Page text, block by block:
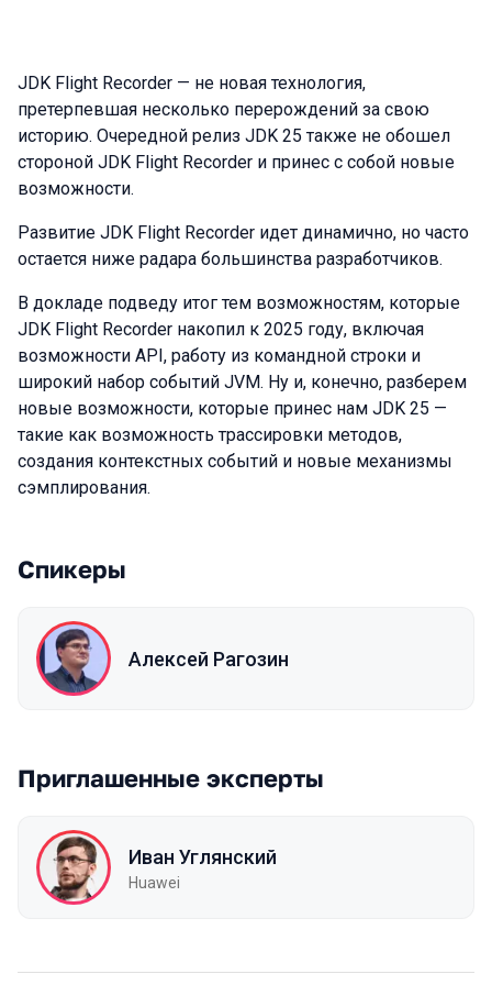
JDK Flight Recorder — не новая технология,
претерпевшая несколько перерождений за свою
историю. Очередной релиз JDK 25 также не обошел
стороной JDK Flight Recorder и принес с собой новые
возможности.
Развитие JDK Flight Recorder идет динамично, но часто
остается ниже радара большинства разработчиков.
В докладе подведу итог тем возможностям, которые
JDK Flight Recorder накопил к 2025 году, включая
возможности API, работу из командной строки и
широкий набор событий JVM. Ну и, конечно, разберем
новые возможности, которые принес нам JDK 25 —
такие как возможность трассировки методов,
создания контекстных событий и новые механизмы
сэмплирования.
Спикеры
Алексей Рагозин
Приглашенные эксперты
Иван Углянский
Huawei